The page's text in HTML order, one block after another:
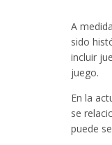
A
sido
incluir
juego.
En la
se
puede